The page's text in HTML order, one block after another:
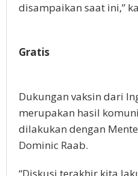
disampaikan saat ini,”
Gratis
Dukungan vaksin dari
merupakan hasil
dilakukan dengan
Dominic Raab.